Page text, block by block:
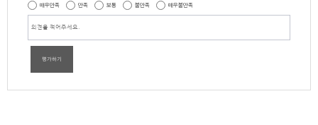
매우만족 만족 보통 불만족 매우불만족
평가하기